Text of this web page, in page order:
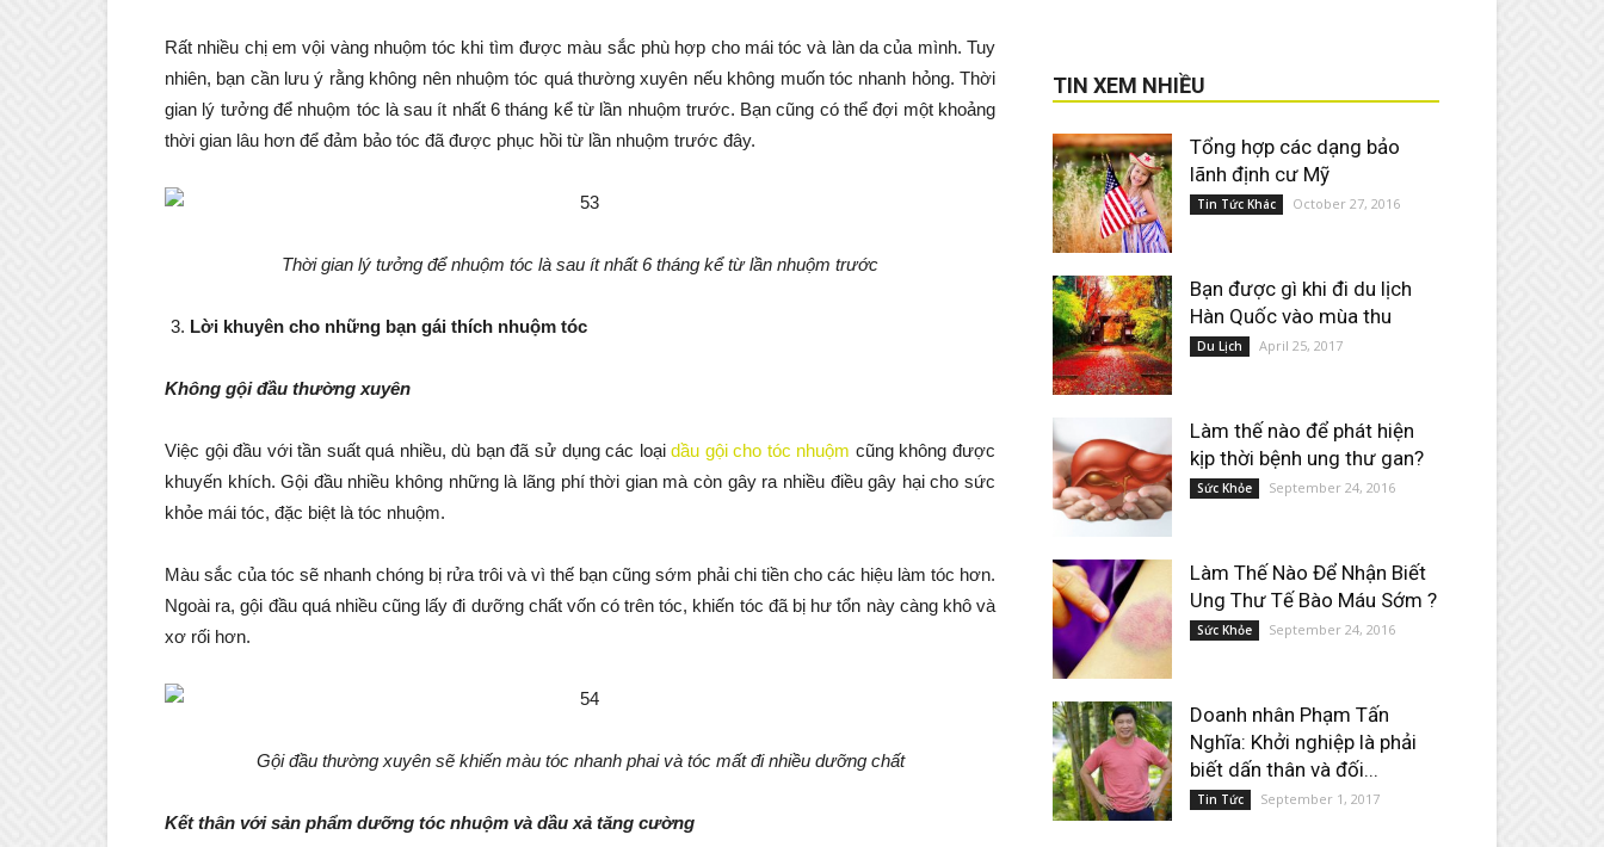
Rất nhiều chị em vội vàng nhuộm tóc khi tìm được màu sắc phù hợp cho mái tóc và làn da của mình. Tuy
nhiên, bạn cần lưu ý rằng không nên nhuộm tóc quá thường xuyên nếu không muốn tóc nhanh hỏng. Thời
gian lý tưởng để nhuộm tóc là sau ít nhất 6 tháng kể từ lần nhuộm trước. Bạn cũng có thể đợi một khoảng
thời gian lâu hơn để đảm bảo tóc đã được phục hồi từ lần nhuộm trước đây.
Thời gian lý tưởng để nhuộm tóc là sau ít nhất 6 tháng kể từ lần nhuộm trước
Lời khuyên cho những bạn gái thích nhuộm tóc
Không gội đầu thường xuyên
Việc gội đầu với tần suất quá nhiều, dù bạn đã sử dụng các loạidầu gội cho tóc nhuộm cũng không được
khuyến khích. Gội đầu nhiều không những là lãng phí thời gian mà còn gây ra nhiều điều gây hại cho sức
khỏe mái tóc, đặc biệt là tóc nhuộm.
Màu sắc của tóc sẽ nhanh chóng bị rửa trôi và vì thế bạn cũng sớm phải chi tiền cho các hiệu làm tóc hơn.
Ngoài ra, gội đầu quá nhiều cũng lấy đi dưỡng chất vốn có trên tóc, khiến tóc đã bị hư tổn này càng khô và
xơ rối hơn.
Gội đầu thường xuyên sẽ khiến màu tóc nhanh phai và tóc mất đi nhiều dưỡng chất
Kết thân với sản phẩm dưỡng tóc nhuộm và dầu xả tăng cường
TIN XEM NHIỀU
Tổng hợp các dạng bảo
lãnh định cư Mỹ
Tin Tức Khác October 27, 2016
Bạn được gì khi đi du lịch
Hàn Quốc vào mùa thu
Du Lịch April 25, 2017
Làm thế nào để phát hiện
kịp thời bệnh ung thư gan?
Sức Khỏe September 24, 2016
Làm Thế Nào Để Nhận Biết
Ung Thư Tế Bào Máu Sớm ?
Sức Khỏe September 24, 2016
Doanh nhân Phạm Tấn
Nghĩa: Khởi nghiệp là phải
biết dấn thân và đối...
Tin Tức September 1, 2017